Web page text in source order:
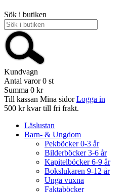
Sök i butiken
Kundvagn
Antal varor 0 st
Summa 0 kr
Till kassan Mina sidor Logga in
500 kr kvar till fri frakt.
Läslustan
Barn- & Ungdom
Pekböcker 0-3 år
Bilderböcker 3-6 år
Kapitelböcker 6-9 år
Bokslukaren 9-12 år
Unga vuxna
Faktaböcker